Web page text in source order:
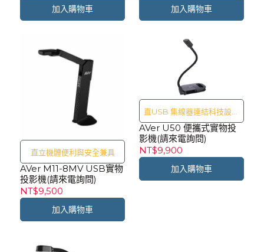
加入購物車 加入購物車
直立機體便利與安全兼具
AVer M11-8MV USB實物
投影機(請來電詢問)
NT$9,500
加入購物車
直USB 集線器連結科技設備
隨插即用
AVer U50 便攜式實物投
影機(請來電詢問)
NT$9,900
加入購物車